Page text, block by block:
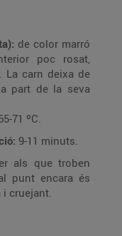
de color marró
poc rosat,
La carn deixa de
part de la seva
71 ºC.
9-11 minuts.
als que troben
punt encara és
i cruejant.